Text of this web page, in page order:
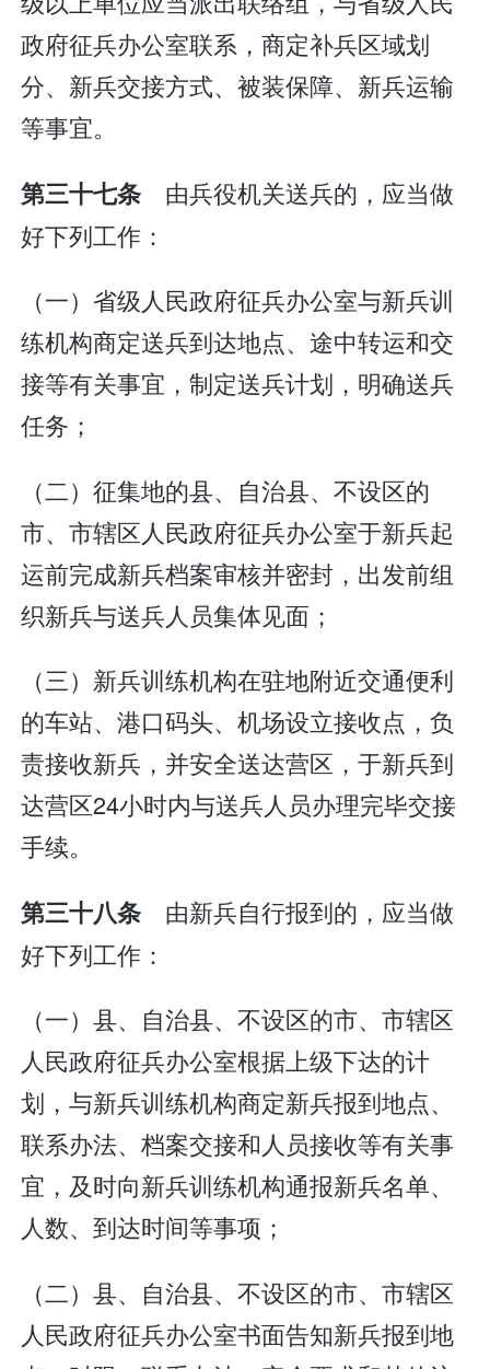
政府征兵办公室联系，商定补兵区域划
分、新兵交接方式、被装保障、新兵运输
等事宜。
第三十七条 由兵役机关送兵的，应当做
好下列工作：
（一）省级人民政府征兵办公室与新兵训
练机构商定送兵到达地点、途中转运和交
接等有关事宜，制定送兵计划，明确送兵
任务；
（二）征集地的县、自治县、不设区的
市、市辖区人民政府征兵办公室于新兵起
运前完成新兵档案审核并密封，出发前组
织新兵与送兵人员集体见面；
（三）新兵训练机构在驻地附近交通便利
的车站、港口码头、机场设立接收点，负
责接收新兵，并安全送达营区，于新兵到
达营区24小时内与送兵人员办理完毕交接
手续。
第三十八条 由新兵自行报到的，应当做
好下列工作：
（一）县、自治县、不设区的市、市辖区
人民政府征兵办公室根据上级下达的计
划，与新兵训练机构商定新兵报到地点、
联系办法、档案交接和人员接收等有关事
宜，及时向新兵训练机构通报新兵名单、
人数、到达时间等事项；
（二）县、自治县、不设区的市、市辖区
人民政府征兵办公室书面告知新兵报到地